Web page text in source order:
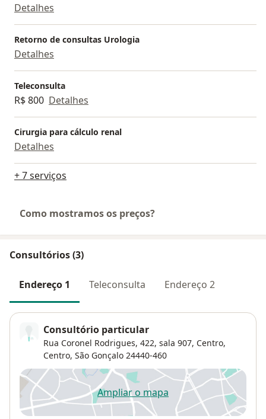
Detalhes
Retorno de consultas Urologia
Detalhes
Teleconsulta
R$ 800 Detalhes
Cirurgia para cálculo renal
Detalhes
+ 7 serviços
Como mostramos os preços?
Consultórios (3)
Endereço 1 Teleconsulta Endereço 2
Consultório particular
Rua Coronel Rodrigues, 422, sala 907, Centro,
Centro, São Gonçalo 24440-460
Ampliar o mapaabre num novo separador